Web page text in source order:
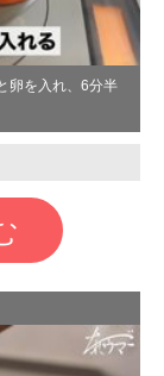
卵を入れ、6分半